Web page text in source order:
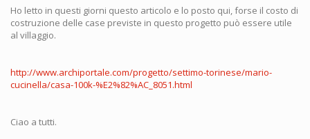
Ho letto in questi giorni questo articolo e lo posto qui, forse il costo di
costruzione delle case previste in questo progetto può essere utile
al villaggio.
http://www.archiportale.com/progetto/settimo-torinese/mario-
cucinella/casa-100k-%E2%82%AC_8051.html
Ciao a tutti.